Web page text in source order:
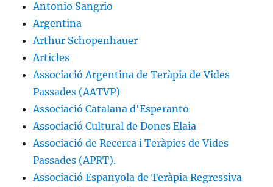
Antonio Sangrio
Argentina
Arthur Schopenhauer
Articles
Associació Argentina de Teràpia de Vides
Passades (AATVP)
Associació Catalana d'Esperanto
Associació Cultural de Dones Elaia
Associació de Recerca i Teràpies de Vides
Passades (APRT).
Associació Espanyola de Teràpia Regressiva